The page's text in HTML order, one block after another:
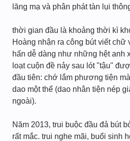
lăng mạ và phân phát tàn lụi
thời gian đầu là khoảng thời kì
Hoàng nhận ra công bút viết
hấn dễ dàng như những hệt anh
loạt cuộn đề nảy sau lót "tậu"
đầu tiên: chớ lắm phương tiện
dao một thể (dao nhân tiện nép
ngoài).
Năm 2013, trui buộc đầu đả bút
rất mắc. trui nghe mãi, buổi sinh